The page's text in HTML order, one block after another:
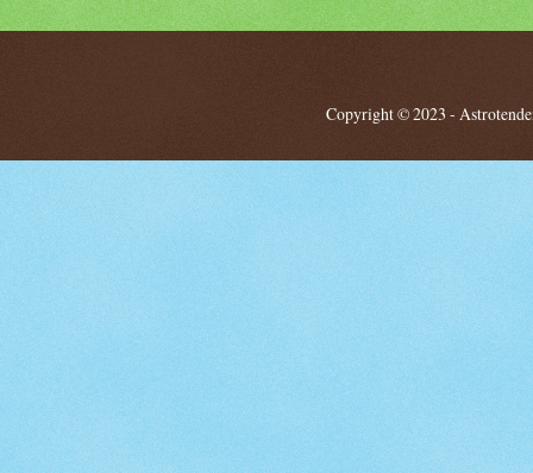
Copyright © 2023 -